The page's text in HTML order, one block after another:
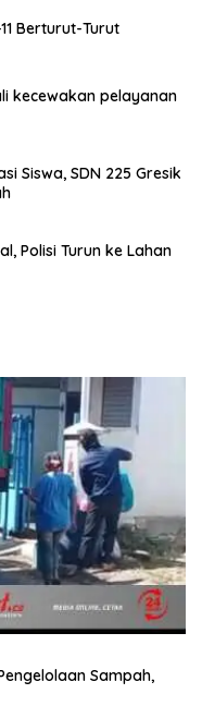
Berturut-Turut
kecewakan pelayanan
Siswa, SDN 225 Gresik
Polisi Turun ke Lahan
Sampah,